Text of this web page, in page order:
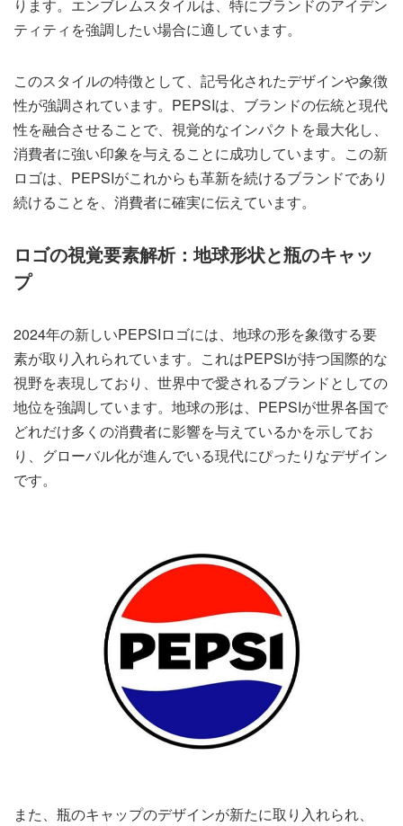
ります。エンブレムスタイルは、特にブランドのアイデン
ティティを強調したい場合に適しています。
このスタイルの特徴として、記号化されたデザインや象徴
性が強調されています。PEPSIは、ブランドの伝統と現代
性を融合させることで、視覚的なインパクトを最大化し、
消費者に強い印象を与えることに成功しています。この新
ロゴは、PEPSIがこれからも革新を続けるブランドであり
続けることを、消費者に確実に伝えています。
ロゴの視覚要素解析：地球形状と瓶のキャッ
プ
2024年の新しいPEPSIロゴには、地球の形を象徴する要
素が取り入れられています。これはPEPSIが持つ国際的な
視野を表現しており、世界中で愛されるブランドとしての
地位を強調しています。地球の形は、PEPSIが世界各国で
どれだけ多くの消費者に影響を与えているかを示してお
り、グローバル化が進んでいる現代にぴったりなデザイン
です。
また、瓶のキャップのデザインが新たに取り入れられ、